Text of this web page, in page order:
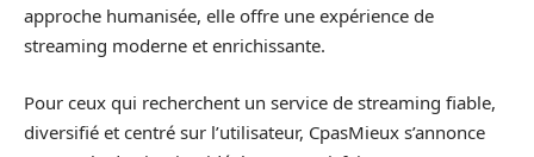
approche humanisée, elle offre une expérience de
streaming moderne et enrichissante.
Pour ceux qui recherchent un service de streaming fiable,
diversifié et centré sur l’utilisateur, CpasMieux s’annonce